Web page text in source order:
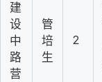
建
设
中
路
营
管
培
生
2